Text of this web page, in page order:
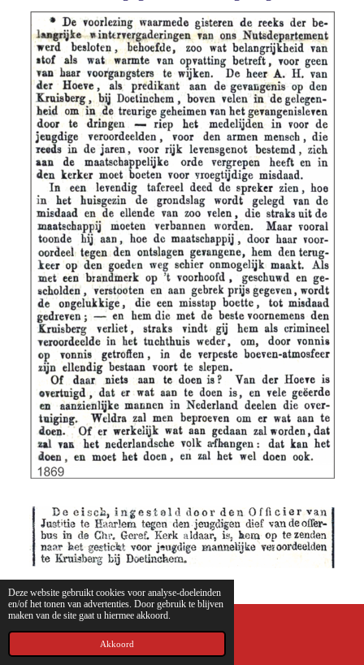
Deze website gebruikt cookies voor analyse-doeleinden
en/of het tonen van advertenties. Door gebruik te blijven
maken van de site gaat u hiermee akkoord.
Akkoord